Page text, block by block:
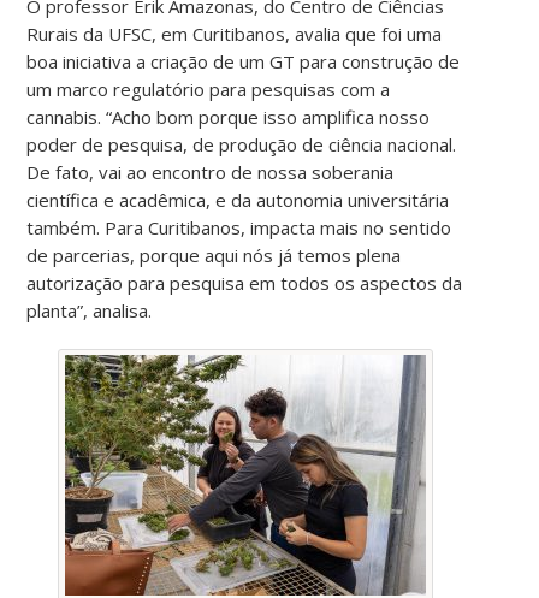
O professor Erik Amazonas, do Centro de Ciências
Rurais da UFSC, em Curitibanos, avalia que foi uma
boa iniciativa a criação de um GT para construção de
um marco regulatório para pesquisas com a
cannabis. “Acho bom porque isso amplifica nosso
poder de pesquisa, de produção de ciência nacional.
De fato, vai ao encontro de nossa soberania
científica e acadêmica, e da autonomia universitária
também. Para Curitibanos, impacta mais no sentido
de parcerias, porque aqui nós já temos plena
autorização para pesquisa em todos os aspectos da
planta”, analisa.